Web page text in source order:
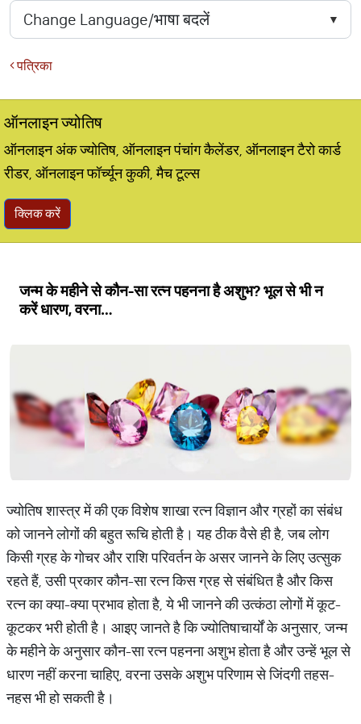
पत्रिका
ऑनलाइन ज्योतिष
ऑनलाइन अंक ज्योतिष, ऑनलाइन पंचांग कैलेंडर, ऑनलाइन टैरो कार्ड
रीडर, ऑनलाइन फॉर्च्यून कुकी, मैच टूल्स
क्लिक करें
जन्म के महीने से कौन-सा रत्न पहनना है अशुभ? भूल से भी न
करें धारण, वरना…
ज्योतिष शास्त्र में की एक विशेष शाखा रत्न विज्ञान और ग्रहों का संबंध
को जानने लोगों की बहुत रूचि होती है। यह ठीक वैसे ही है, जब लोग
किसी ग्रह के गोचर और राशि परिवर्तन के असर जानने के लिए उत्सुक
रहते हैं, उसी प्रकार कौन-सा रत्न किस ग्रह से संबंधित है और किस
रत्न का क्या-क्या प्रभाव होता है, ये भी जानने की उत्कंठा लोगों में कूट-
कूटकर भरी होती है। आइए जानते है कि ज्योतिषाचार्यों के अनुसार, जन्म
के महीने के अनुसार कौन-सा रत्न पहनना अशुभ होता है और उन्हें भूल से
धारण नहीं करना चाहिए, वरना उसके अशुभ परिणाम से जिंदगी तहस-
नहस भी हो सकती है।